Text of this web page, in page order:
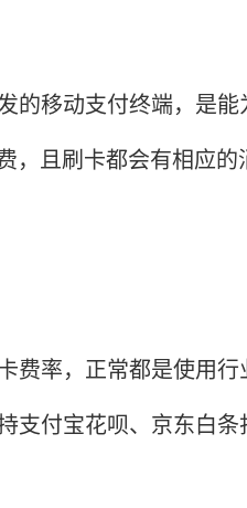
的移动支付终端，是
，且刷卡都会有相应
率，正常都是使用行
付宝花呗、京东白条